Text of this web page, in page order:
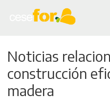
Noticias
construcción
madera